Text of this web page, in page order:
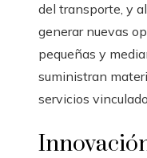
del transporte, y
generar nuevas
pequeñas y
suministran
servicios